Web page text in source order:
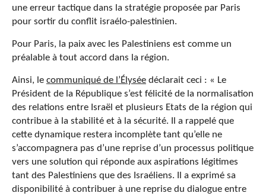
une erreur tactique dans la stratégie proposée par Paris
pour sortir du conflit israélo-palestinien.
Pour Paris, la paix avec les Palestiniens est comme un
préalable à tout accord dans la région.
Ainsi, le communiqué de l’Élysée déclarait ceci : « Le
Président de la République s’est félicité de la normalisation
des relations entre Israël et plusieurs Etats de la région qui
contribue à la stabilité et à la sécurité. Il a rappelé que
cette dynamique restera incomplète tant qu’elle ne
s’accompagnera pas d’une reprise d’un processus politique
vers une solution qui réponde aux aspirations légitimes
tant des Palestiniens que des Israéliens. Il a exprimé sa
disponibilité à contribuer à une reprise du dialogue entre